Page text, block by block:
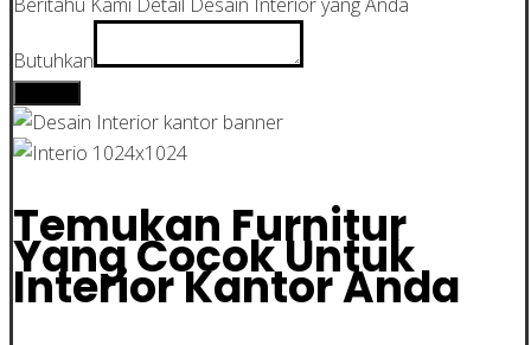
Butuhkan
Temukan Furnitur
Yang Cocok Untuk
Interior Kantor Anda